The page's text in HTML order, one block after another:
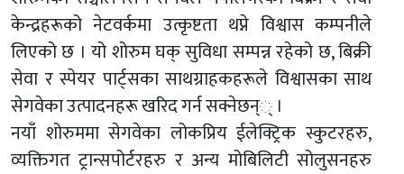
केन्द्रहरूको नेटवर्कमा उत्कृष्टता थप्ने विश्वास कम्पनीले
लिएको छ । यो शोरुम घक् सुविधा सम्पन्न रहेको छ, बिक्री
सेवा र स्पेयर पार्ट्सका साथग्राहकहरूले विश्वासका साथ
सेगवेका उत्पादनहरू खरिद गर्न सक्नेछन्् ।
नयाँ शोरुममा सेगवेका लोकप्रिय ईलेक्ट्रिक स्कुटरहरु,
व्यक्तिगत ट्रान्सपोर्टरहरु र अन्य मोबिलिटी सोलुसनहरु